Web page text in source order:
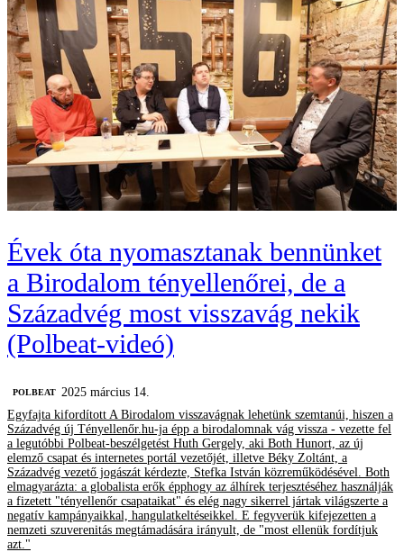
Évek óta nyomasztanak bennünket
a Birodalom tényellenőrei, de a
Századvég most visszavág nekik
(Polbeat-videó)
‎POLBEAT
2025 március 14.
Egyfajta kifordított A Birodalom visszavágnak lehetünk szemtanúi, hiszen a
Századvég új Tényellenőr.hu-ja épp a birodalomnak vág vissza - vezette fel
a legutóbbi Polbeat-beszélgetést Huth Gergely, aki Both Hunort, az új
elemző csapat és internetes portál vezetőjét, illetve Béky Zoltánt, a
Századvég vezető jogászát kérdezte, Stefka István közreműködésével. Both
elmagyarázta: a globalista erők épphogy az álhírek terjesztéséhez használják
a fizetett "tényellenőr csapataikat" és elég nagy sikerrel jártak világszerte a
negatív kampányaikkal, hangulatkeltéseikkel. E fegyverük kifejezetten a
nemzeti szuverenitás megtámadására irányult, de "most ellenük fordítjuk
azt."